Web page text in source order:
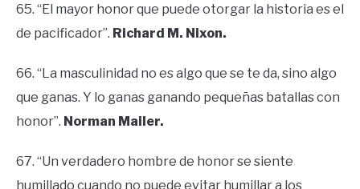
65. “El mayor honor que puede otorgar la historia es el
de pacificador”. Richard M. Nixon.
66. “La masculinidad no es algo que se te da, sino algo
que ganas. Y lo ganas ganando pequeñas batallas con
honor”. Norman Mailer.
67. “Un verdadero hombre de honor se siente
humillado cuando no puede evitar humillar a los